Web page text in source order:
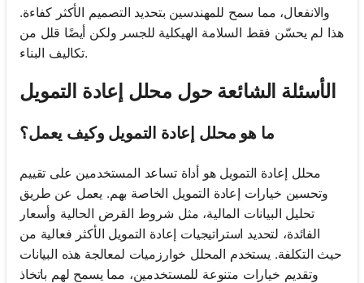
والانفعال، مما سمح للمهندسين بتحديد التصميم الأكثر كفاءة.
هذا لم يحسّن فقط السلامة الهيكلية للجسر ولكن أيضًا قلل من
تكاليف البناء.
الأسئلة الشائعة حول محلل إعادة التمويل
ما هو محلل إعادة التمويل وكيف يعمل؟
محلل إعادة التمويل هو أداة تساعد المستخدمين على تقييم
وتحسين خيارات إعادة التمويل الخاصة بهم. يعمل عن طريق
تحليل البيانات المالية، مثل شروط القرض الحالية وأسعار
الفائدة، لتحديد استراتيجيات إعادة التمويل الأكثر فعالية من
حيث التكلفة. يستخدم المحلل خوارزميات لمعالجة هذه البيانات
وتقديم خيارات متنوعة للمستخدمين، مما يسمح لهم باتخاذ